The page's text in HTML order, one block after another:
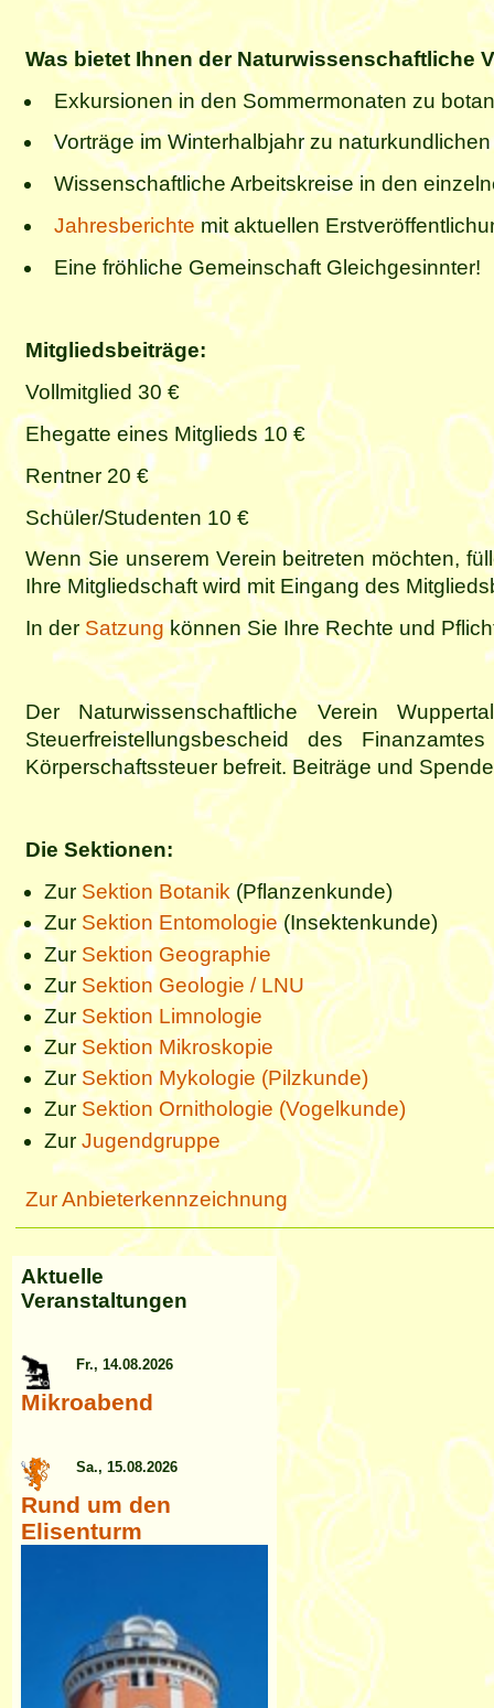
Was bietet Ihnen der Naturwissenschaftliche
Exkursionen in den Sommermonaten zu
Vorträge im Winterhalbjahr zu
Wissenschaftliche Arbeitskreise in den
Jahresberichte mit aktuellen
Eine fröhliche Gemeinschaft Gleichgesinnter!
Mitgliedsbeiträge:
Vollmitglied 30 €
Ehegatte eines Mitglieds 10 €
Rentner 20 €
Schüler/Studenten 10 €
Wenn Sie unserem Verein beitreten möchten,
Ihre Mitgliedschaft wird mit Eingang des
In der Satzungkönnen Sie Ihre Rechte und
Der Naturwissenschaftliche Verein
Steuerfreistellungsbescheid des
Körperschaftssteuer befreit. Beiträge und
Die Sektionen:
Zur Sektion Botanik(Pflanzenkunde)
Zur Sektion Entomologie(Insektenkunde)
Zur Sektion Geographie
Zur Sektion Geologie / LNU
Zur Sektion Limnologie
ZurSektion Mikroskopie
ZurSektion Mykologie (Pilzkunde)
Zur Sektion Ornithologie (Vogelkunde)
Zur Jugendgruppe
Zur Anbieterkennzeichnung
Aktuelle
Veranstaltungen
Fr., 14.08.2026
Mikroabend
Sa., 15.08.2026
Rund um den
Elisenturm